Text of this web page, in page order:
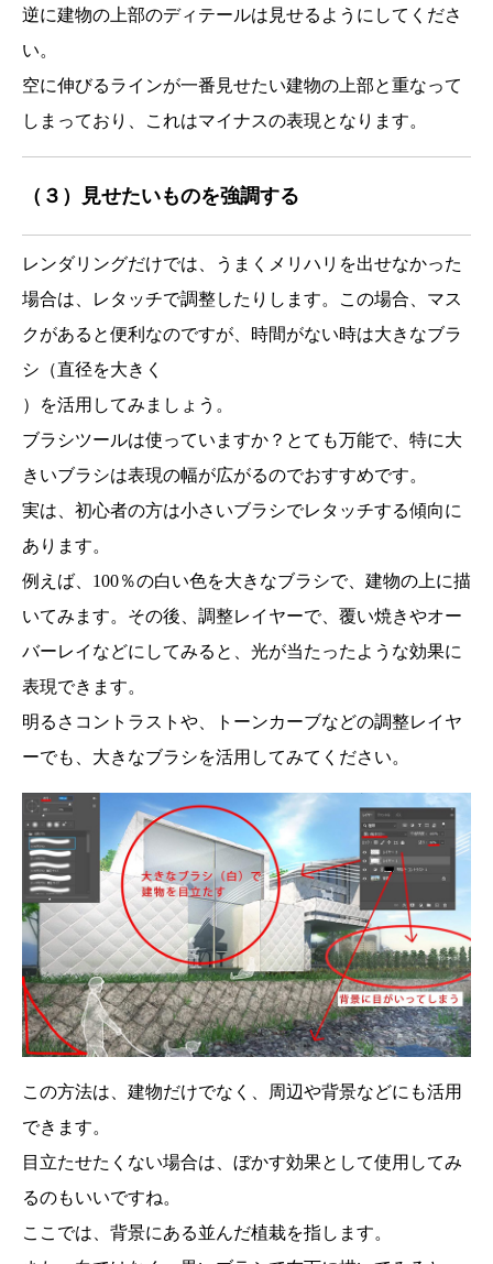
逆に建物の上部のディテールは見せるようにしてくださ
い。
空に伸びるラインが一番見せたい建物の上部と重なって
しまっており、これはマイナスの表現となります。
（３）見せたいものを強調する
レンダリングだけでは、うまくメリハリを出せなかった
場合は、レタッチで調整したりします。この場合、マス
クがあると便利なのですが、時間がない時は大きなブラ
シ（直径を大きく
）を活用してみましょう。
ブラシツールは使っていますか？とても万能で、特に大
きいブラシは表現の幅が広がるのでおすすめです。
実は、初心者の方は小さいブラシでレタッチする傾向に
あります。
例えば、100％の白い色を大きなブラシで、建物の上に描
いてみます。その後、調整レイヤーで、覆い焼きやオー
バーレイなどにしてみると、光が当たったような効果に
表現できます。
明るさコントラストや、トーンカーブなどの調整レイヤ
ーでも、大きなブラシを活用してみてください。
この方法は、建物だけでなく、周辺や背景などにも活用
できます。
目立たせたくない場合は、ぼかす効果として使用してみ
るのもいいですね。
ここでは、背景にある並んだ植栽を指します。